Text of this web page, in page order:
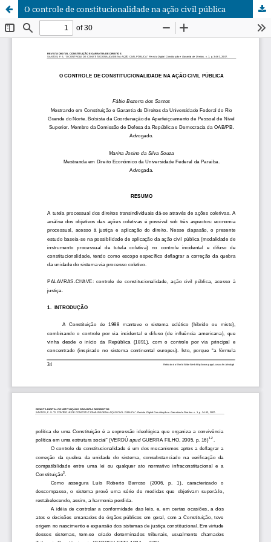
O controle de constitucionalidade na ação civil pública